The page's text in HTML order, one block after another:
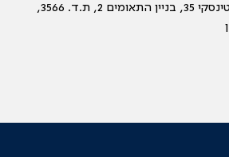
הרפואית, רחוב ז'בוטינסקי 35, בניין התאומים 2, ת.ד. 3566,